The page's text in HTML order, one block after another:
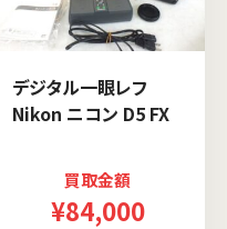
デジタル一眼レフ
Nikon ニコン D5 FX
買取金額
¥84,000